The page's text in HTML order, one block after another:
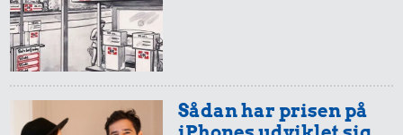
Sådan har prisen på